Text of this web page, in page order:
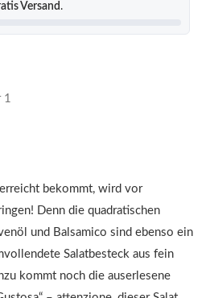
Versand .
1
bekommt, wird vor
Denn die quadratischen
und Balsamico sind ebenso ein
Salatbesteck aus fein
kommt noch die auserlesene